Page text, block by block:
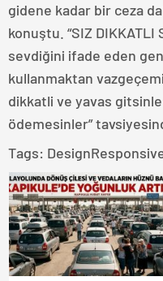
gidene kadar bir ceza
konuştu. “SIZ DIKKATLI
sevdiğini ifade eden
kullanmaktan
dikkatli ve yavas
ödemesinler”
Tags: